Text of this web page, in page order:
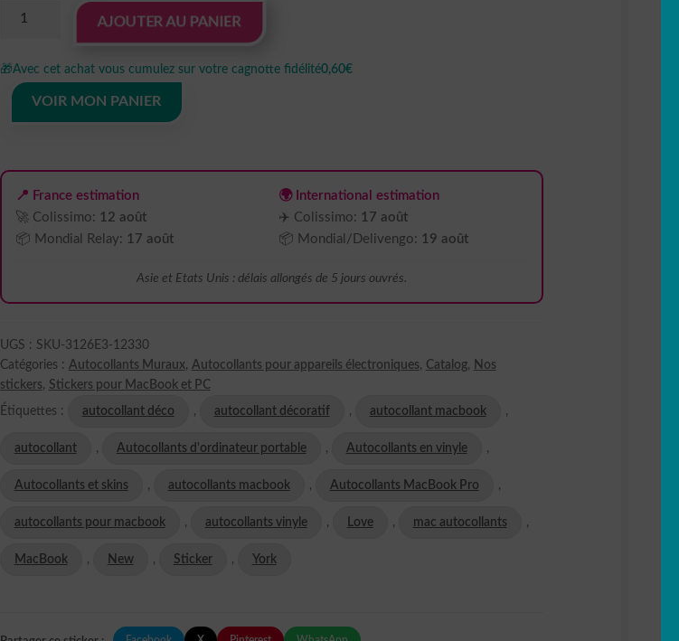
Macbook
Love
AJOUTER AU PANIER
🎁Avec cet achat vous cumulez sur votre cagnotte fidélité0,60€
VOIR MON PANIER
📍 France estimation
🚀 Colissimo: 12 août
📦 Mondial Relay: 17 août
🌍 International estimation
✈️ Colissimo: 17 août
📦 Mondial/Delivengo: 19 août
Asie et Etats Unis : délais allongés de 5 jours ouvrés.
UGS : SKU-3126E3-12330
Catégories : Autocollants Muraux, Autocollants pour appareils électroniques, Catalog, Nos
stickers, Stickers pour MacBook et PC
Étiquettes : autocollant déco , autocollant décoratif , autocollant macbook ,
autocollant , Autocollants d'ordinateur portable , Autocollants en vinyle ,
Autocollants et skins , autocollants macbook , Autocollants MacBook Pro ,
autocollants pour macbook , autocollants vinyle , Love , mac autocollants ,
MacBook , New , Sticker , York